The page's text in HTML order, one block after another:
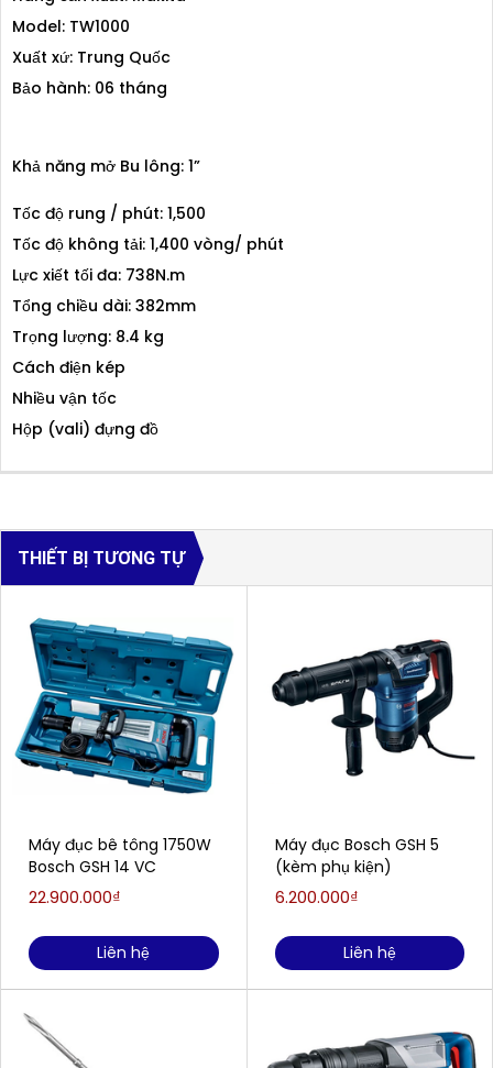
Model: TW1000
Xuất xứ: Trung Quốc
Bảo hành: 06 tháng
Khả năng mở Bu lông: 1”
Tốc độ rung / phút: 1,500
Tốc độ không tải: 1,400 vòng/ phút
Lực xiết tối đa: 738N.m
Tổng chiều dài: 382mm
Trọng lượng: 8.4 kg
Cách điện kép
Nhiều vận tốc
Hộp (vali) đựng đồ
THIẾT BỊ TƯƠNG TỰ
Máy đục bê tông 1750W
Bosch GSH 14 VC
22.900.000₫
Liên hệ
Máy đục Bosch GSH 5
(kèm phụ kiện)
6.200.000₫
Liên hệ